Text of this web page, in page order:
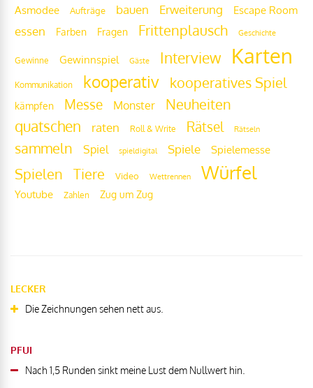
Asmodee
Aufträge bauen Erweiterung Escape Room
essen Farben Fragen Frittenplausch Geschichte
Gewinne Gewinnspiel Gäste Interview Karten
Kommunikation kooperativ kooperatives Spiel
kämpfen Messe Monster Neuheiten
quatschen raten Roll & Write Rätsel Rätseln
sammeln Spiel spieldigital Spiele Spielemesse
Spielen Tiere Video Wettrennen Würfel
Youtube Zahlen Zug um Zug
LECKER
Die Zeichnungen sehen nett aus.
PFUI
Nach 1,5 Runden sinkt meine Lust dem Nullwert hin.